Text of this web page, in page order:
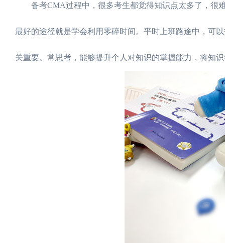
备考CMA过程中，很多考生都觉得知识点太多了，很难
最好的途径就是学会利用零碎时间。平时上班路途中，可
关重要。常思考，能够提升个人对知识的掌握能力，将知